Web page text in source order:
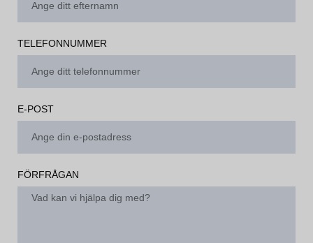
TELEFONNUMMER
E-POST
FÖRFRÅGAN